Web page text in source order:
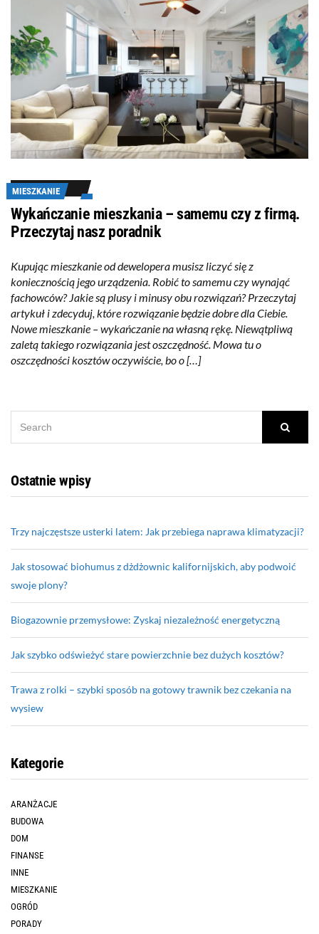
MIESZKANIE
Wykańczanie mieszkania – samemu czy z firmą.
Przeczytaj nasz poradnik
Kupując mieszkanie od dewelopera musisz liczyć się z
koniecznością jego urządzenia. Robić to samemu czy wynająć
fachowców? Jakie są plusy i minusy obu rozwiązań? Przeczytaj
artykuł i zdecyduj, które rozwiązanie będzie dobre dla Ciebie.
Nowe mieszkanie – wykańczanie na własną rękę. Niewątpliwą
zaletą takiego rozwiązania jest oszczędność. Mowa tu o
oszczędności kosztów oczywiście, bo o […]
Ostatnie wpisy
Trzy najczęstsze usterki latem: Jak przebiega naprawa klimatyzacji?
Jak stosować biohumus z dżdżownic kalifornijskich, aby podwoić
swoje plony?
Biogazownie przemysłowe: Zyskaj niezależność energetyczną
Jak szybko odświeżyć stare powierzchnie bez dużych kosztów?
Trawa z rolki – szybki sposób na gotowy trawnik bez czekania na
wysiew
Kategorie
ARANŻACJE
BUDOWA
DOM
FINANSE
INNE
MIESZKANIE
OGRÓD
PORADY